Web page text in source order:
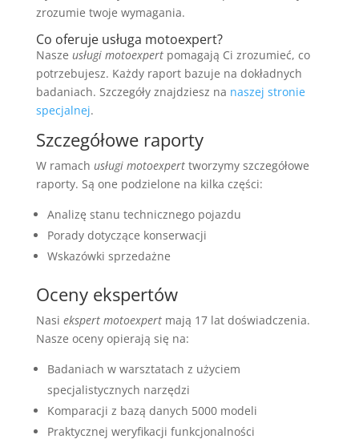
zrozumie twoje wymagania.
Co oferuje usługa motoexpert?
Nasze usługi motoexpertpomagają Ci zrozumieć, co
potrzebujesz. Każdy raport bazuje na dokładnych
badaniach. Szczegóły znajdziesz na naszej stronie
specjalnej.
Szczegółowe raporty
W ramach usługi motoexperttworzymy szczegółowe
raporty. Są one podzielone na kilka części:
Analizę stanu technicznego pojazdu
Porady dotyczące konserwacji
Wskazówki sprzedażne
Oceny ekspertów
Nasi ekspert motoexpertmają 17 lat doświadczenia.
Nasze oceny opierają się na:
Badaniach w warsztatach z użyciem
specjalistycznych narzędzi
Komparacji z bazą danych 5000 modeli
Praktycznej weryfikacji funkcjonalności